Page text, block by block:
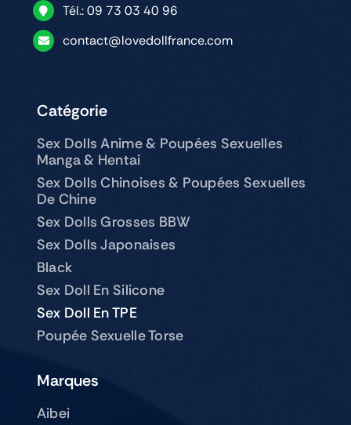
Tél.: 09 73 03 40 96
contact@lovedollfrance.com
Catégorie
Sex Dolls Anime & Poupées Sexuelles
Manga & Hentai
Sex Dolls Chinoises & Poupées Sexuelles
De Chine
Sex Dolls Grosses BBW
Sex Dolls Japonaises
Black
Sex Doll En Silicone
Sex Doll En TPE
Poupée Sexuelle Torse
Marques
Aibei